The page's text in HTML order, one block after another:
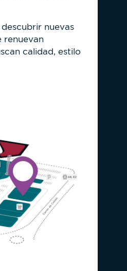
nuevas
renuevan
calidad, estilo